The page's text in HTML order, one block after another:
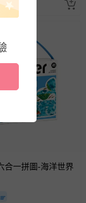
合一拼圖-海洋世界